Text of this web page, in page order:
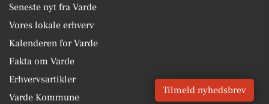
Seneste nyt fra Varde
Vores lokale erhverv
Kalenderen for Varde
Fakta om Varde
Erhvervsartikler
Varde Kommune
Tilmeld nyhedsbrev